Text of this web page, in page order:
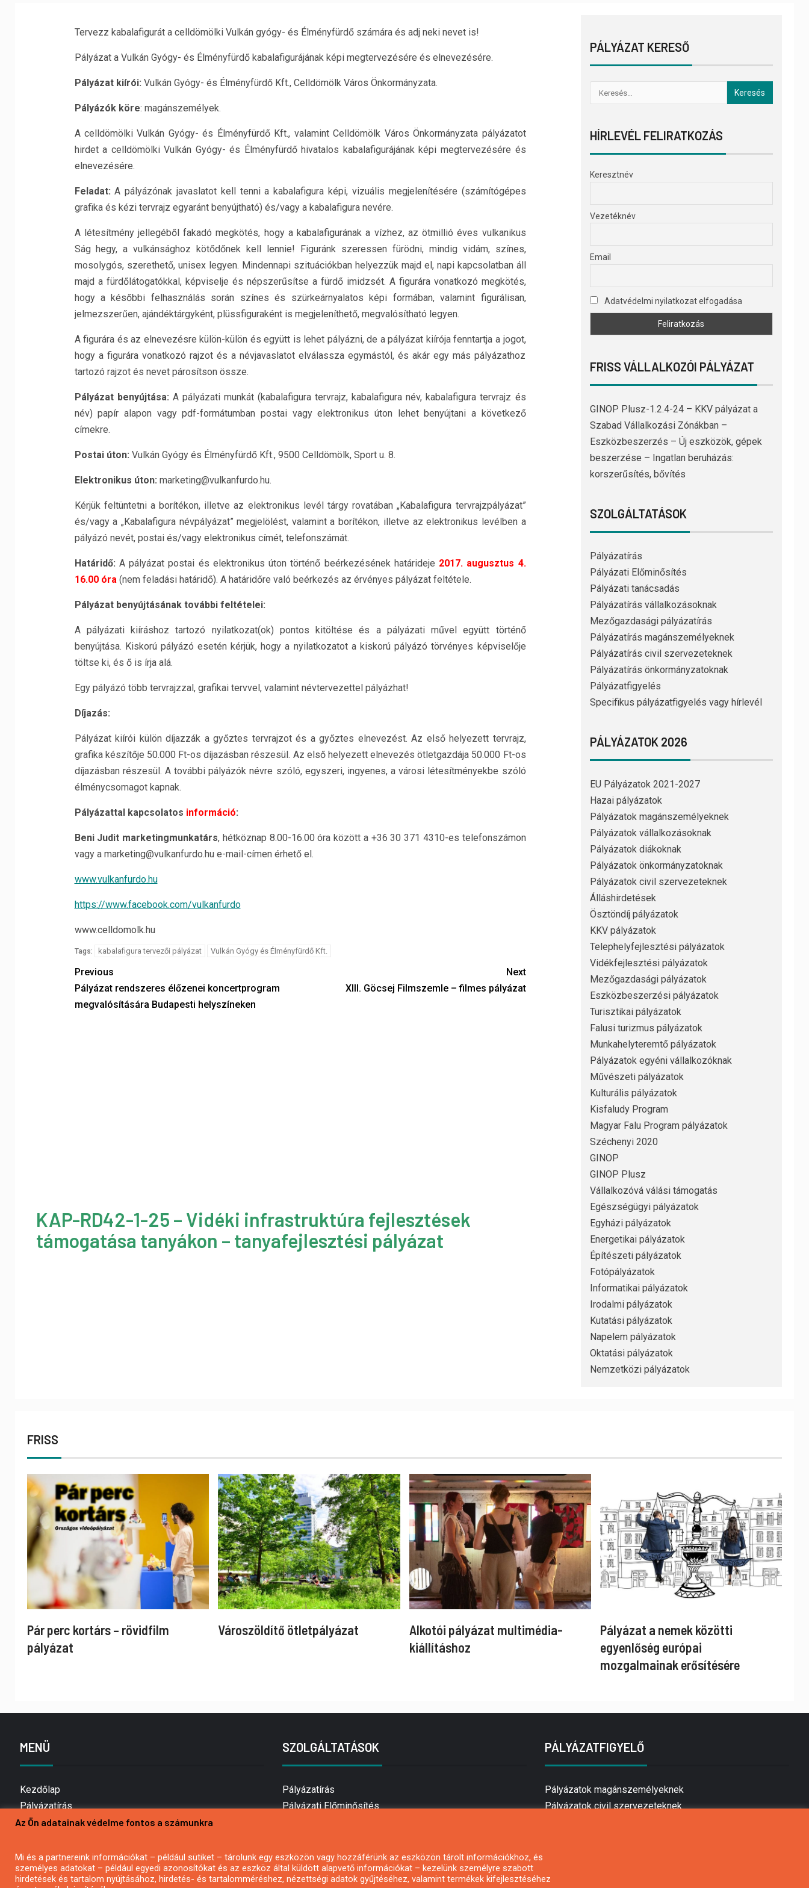
Tervezz kabalafigurát a celldömölki Vulkán gyógy- és Élményfürdő számára és adj neki nevet is!
Pályázat a Vulkán Gyógy- és Élményfürdő kabalafigurájának képi megtervezésére és elnevezésére.
Pályázat kiírói: Vulkán Gyógy- és Élményfürdő Kft., Celldömölk Város Önkormányzata.
Pályázók köre: magánszemélyek.
A celldömölki Vulkán Gyógy- és Élményfürdő Kft., valamint Celldömölk Város Önkormányzata pályázatot
hirdet a celldömölki Vulkán Gyógy- és Élményfürdő hivatalos kabalafigurájának képi megtervezésére és
elnevezésére.
Feladat:A pályázónak javaslatot kell tenni a kabalafigura képi, vizuális megjelenítésére (számítógépes
grafika és kézi tervrajz egyaránt benyújtható) és/vagy a kabalafigura nevére.
A létesítmény jellegéből fakadó megkötés, hogy a kabalafigurának a vízhez, az ötmillió éves vulkanikus
Ság hegy, a vulkánsághoz kötődőnek kell lennie! Figuránk szeressen fürödni, mindig vidám, színes,
mosolygós, szerethető, unisex legyen. Mindennapi szituációkban helyezzük majd el, napi kapcsolatban áll
majd a fürdőlátogatókkal, képviselje és népszerűsítse a fürdő imidzsét. A figurára vonatkozó megkötés,
hogy a későbbi felhasználás során színes és szürkeárnyalatos képi formában, valamint figurálisan,
jelmezszerűen, ajándéktárgyként, plüssfiguraként is megjeleníthető, megvalósítható legyen.
A figurára és az elnevezésre külön-külön és együtt is lehet pályázni, de a pályázat kiírója fenntartja a jogot,
hogy a figurára vonatkozó rajzot és a névjavaslatot elválassza egymástól, és akár egy más pályázathoz
tartozó rajzot és nevet párosítson össze.
Pályázat benyújtása: A pályázati munkát (kabalafigura tervrajz, kabalafigura név, kabalafigura tervrajz és
név) papír alapon vagy pdf-formátumban postai vagy elektronikus úton lehet benyújtani a következő
címekre.
Postai úton: Vulkán Gyógy és Élményfürdő Kft., 9500 Celldömölk, Sport u. 8.
Elektronikus úton: marketing@vulkanfurdo.hu.
Kérjük feltüntetni a borítékon, illetve az elektronikus levél tárgy rovatában „Kabalafigura tervrajzpályázat”
és/vagy a „Kabalafigura névpályázat” megjelölést, valamint a borítékon, illetve az elektronikus levélben a
pályázó nevét, postai és/vagy elektronikus címét, telefonszámát.
Határidő: A pályázat postai és elektronikus úton történő beérkezésének határideje 2017. augusztus 4.
16.00 óra(nem feladási határidő). A határidőre való beérkezés az érvényes pályázat feltétele.
Pályázat benyújtásának további feltételei:
A pályázati kiíráshoz tartozó nyilatkozat(ok) pontos kitöltése és a pályázati művel együtt történő
benyújtása. Kiskorú pályázó esetén kérjük, hogy a nyilatkozatot a kiskorú pályázó törvényes képviselője
töltse ki, és ő is írja alá.
Egy pályázó több tervrajzzal, grafikai tervvel, valamint névtervezettel pályázhat!
Díjazás:
Pályázat kiírói külön díjazzák a győztes tervrajzot és a győztes elnevezést. Az első helyezett tervrajz,
grafika készítője 50.000 Ft-os díjazásban részesül. Az első helyezett elnevezés ötletgazdája 50.000 Ft-os
díjazásban részesül. A további pályázók névre szóló, egyszeri, ingyenes, a városi létesítményekbe szóló
élménycsomagot kapnak.
Pályázattal kapcsolatos információ:
Beni Judit marketingmunkatárs, hétköznap 8.00-16.00 óra között a +36 30 371 4310-es telefonszámon
vagy a marketing@vulkanfurdo.hu e-mail-címen érhető el.
www.vulkanfurdo.hu
https://www.facebook.com/vulkanfurdo
www.celldomolk.hu
Tags: kabalafigura tervezői pályázat Vulkán Gyógy és Élményfürdő Kft.
Previous
Pályázat rendszeres élőzenei koncertprogram
megvalósítására Budapesti helyszíneken
Next
XIII. Göcsej Filmszemle – filmes pályázat
KAP-RD42-1-25 – Vidéki infrastruktúra fejlesztések
támogatása tanyákon – tanyafejlesztési pályázat
PÁLYÁZAT KERESŐ
HÍRLEVÉL FELIRATKOZÁS
Keresztnév
Vezetéknév
Email
Adatvédelmi nyilatkozat elfogadása
FRISS VÁLLALKOZÓI PÁLYÁZAT
GINOP Plusz-1.2.4-24 – KKV pályázat a
Szabad Vállalkozási Zónákban –
Eszközbeszerzés – Új eszközök, gépek
beszerzése – Ingatlan beruházás:
korszerűsítés, bővítés
SZOLGÁLTATÁSOK
Pályázatírás
Pályázati Előminősítés
Pályázati tanácsadás
Pályázatírás vállalkozásoknak
Mezőgazdasági pályázatírás
Pályázatírás magánszemélyeknek
Pályázatírás civil szervezeteknek
Pályázatírás önkormányzatoknak
Pályázatfigyelés
Specifikus pályázatfigyelés vagy hírlevél
PÁLYÁZATOK 2026
EU Pályázatok 2021-2027
Hazai pályázatok
Pályázatok magánszemélyeknek
Pályázatok vállalkozásoknak
Pályázatok diákoknak
Pályázatok önkormányzatoknak
Pályázatok civil szervezeteknek
Álláshirdetések
Ösztöndíj pályázatok
KKV pályázatok
Telephelyfejlesztési pályázatok
Vidékfejlesztési pályázatok
Mezőgazdasági pályázatok
Eszközbeszerzési pályázatok
Turisztikai pályázatok
Falusi turizmus pályázatok
Munkahelyteremtő pályázatok
Pályázatok egyéni vállalkozóknak
Művészeti pályázatok
Kulturális pályázatok
Kisfaludy Program
Magyar Falu Program pályázatok
Széchenyi 2020
GINOP
GINOP Plusz
Vállalkozóvá válási támogatás
Egészségügyi pályázatok
Egyházi pályázatok
Energetikai pályázatok
Építészeti pályázatok
Fotópályázatok
Informatikai pályázatok
Irodalmi pályázatok
Kutatási pályázatok
Napelem pályázatok
Oktatási pályázatok
Nemzetközi pályázatok
FRISS
Pár perc kortárs – rövidfilm
pályázat
Városzöldítő ötletpályázat
Alkotói pályázat multimédia-
kiállításhoz
Pályázat a nemek közötti
egyenlőség európai
mozgalmainak erősítésére
MENÜ
Kezdőlap
Pályázatírás
Bemutatkozás
Hírlevél feliratkozás
Impresszum
SZOLGÁLTATÁSOK
Pályázatírás
Pályázati Előminősítés
Mezőgazdasági pályázatírás
Pályázatírás magánszemélyeknek
PÁLYÁZATFIGYELŐ
Pályázatok magánszemélyeknek
Pályázatok civil szervezeteknek
Az Ön adatainak védelme fontos a számunkra
Mi és a partnereink információkat – például sütiket – tárolunk egy eszközön vagy hozzáférünk az eszközön tárolt információkhoz, és
személyes adatokat – például egyedi azonosítókat és az eszköz által küldött alapvető információkat – kezelünk személyre szabott
hirdetések és tartalom nyújtásához, hirdetés- és tartalomméréshez, nézettségi adatok gyűjtéséhez, valamint termékek kifejlesztéséhez